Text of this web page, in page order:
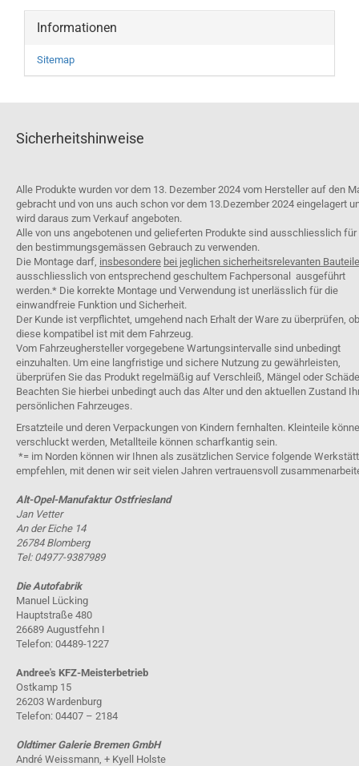
Informationen
Sitemap
Sicherheitshinweise
Alle Produkte wurden vor dem 13. Dezember 2024 vom Hersteller auf den
gebracht und von uns auch schon vor dem 13.Dezember 2024 eingelagert
wird daraus zum Verkauf angeboten.
Alle von uns angebotenen und gelieferten Produkte sind ausschliesslich für
den bestimmungsgemässen Gebrauch zu verwenden.
Die Montage darf, insbesondere bei jeglichen sicherheitsrelevanten
ausschliesslich von entsprechend geschultem Fachpersonal ausgeführt
werden.* Die korrekte Montage und Verwendung ist unerlässlich für die
einwandfreie Funktion und Sicherheit.
Der Kunde ist verpflichtet, umgehend nach Erhalt der Ware zu überprüfen, ob
diese kompatibel ist mit dem Fahrzeug.
Vom Fahrzeughersteller vorgegebene Wartungsintervalle sind unbedingt
einzuhalten. Um eine langfristige und sichere Nutzung zu gewährleisten,
überprüfen Sie das Produkt regelmäßig auf Verschleiß, Mängel oder
Beachten Sie hierbei unbedingt auch das Alter und den aktuellen Zustand
persönlichen Fahrzeuges.
Ersatzteile und deren Verpackungen von Kindern fernhalten. Kleinteile
verschluckt werden, Metallteile können scharfkantig sein.
*= im Norden können wir Ihnen als zusätzlichen Service folgende
empfehlen, mit denen wir seit vielen Jahren vertrauensvoll
Alt-Opel-Manufaktur Ostfriesland
Jan Vetter
An der Eiche 14
26784 Blomberg
Tel: 04977-9387989
Die Autofabrik
Manuel Lücking
Hauptstraße 480
26689 Augustfehn I
Telefon: 04489-1227
Andree's KFZ-Meisterbetrieb
Ostkamp 15
26203 Wardenburg
Telefon: 04407 – 2184
Oldtimer Galerie Bremen GmbH
André Weissmann, + Kyell Holste